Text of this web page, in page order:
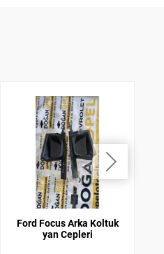
Ford Focus Arka Koltuk
yan Cepleri